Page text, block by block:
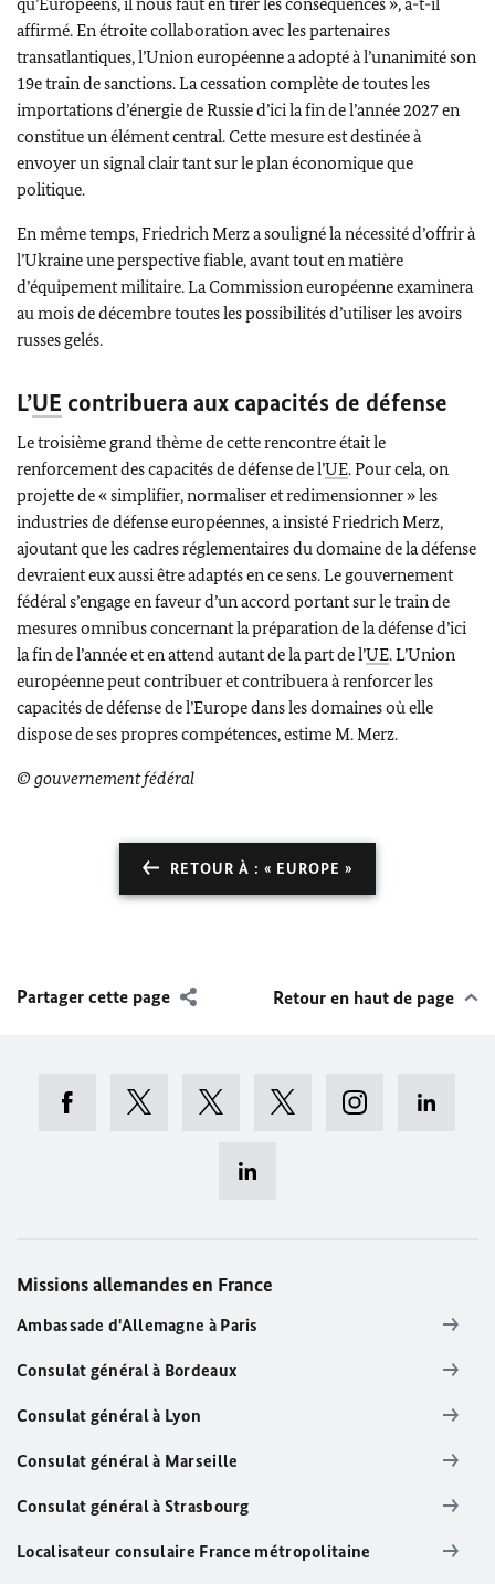
affirmé. En étroite collaboration avec les partenaires
transatlantiques, l’Union européenne a adopté à l’unanimité son
19e train de sanctions. La cessation complète de toutes les
importations d’énergie de Russie d’ici la fin de l’année 2027 en
constitue un élément central. Cette mesure est destinée à
envoyer un signal clair tant sur le plan économique que
politique.
En même temps,Friedrich Merza souligné la nécessité d’offrir à
l’Ukraine une perspective fiable, avant tout en matière
d’équipement militaire. La Commission européenne examinera
au mois de décembre toutes les possibilités d’utiliser les avoirs
russes gelés.
L’UE contribuera aux capacités de défense
Le troisième grand thème de cette rencontre était le
renforcement des capacités de défense de l’UE. Pour cela, on
projette de « simplifier, normaliser et redimensionner » les
industries de défense européennes, a insistéFriedrich Merz,
ajoutant que les cadres réglementaires du domaine de la défense
devraient eux aussi être adaptés en ce sens. Le gouvernement
fédéral s’engage en faveur d’un accord portant sur le train de
mesures omnibus concernant la préparation de la défense d’ici
la fin de l’année et en attend autant de la part de l’UE. L’Union
européenne peut contribuer et contribuera à renforcer les
capacités de défense de l’Europe dans les domaines où elle
dispose de ses propres compétences, estime M. Merz.
© gouvernement fédéral
RETOUR À : « EUROPE »
Partager cette page Retour en haut de page
Missions allemandes en France
Ambassade d'Allemagne à Paris
Consulat général à Bordeaux
Consulat général à Lyon
Consulat général à Marseille
Consulat général à Strasbourg
Localisateur consulaire France métropolitaine